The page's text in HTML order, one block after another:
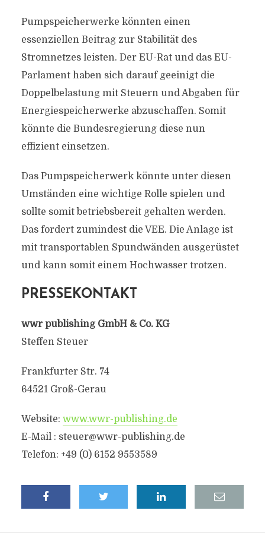
Pumpspeicherwerke könnten einen
essenziellen Beitrag zur Stabilität des
Stromnetzes leisten. Der EU-Rat und das EU-
Parlament haben sich darauf geeinigt die
Doppelbelastung mit Steuern und Abgaben für
Energiespeicherwerke abzuschaffen. Somit
könnte die Bundesregierung diese nun
effizient einsetzen.
Das Pumpspeicherwerk könnte unter diesen
Umständen eine wichtige Rolle spielen und
sollte somit betriebsbereit gehalten werden.
Das fordert zumindest die VEE. Die Anlage ist
mit transportablen Spundwänden ausgerüstet
und kann somit einem Hochwasser trotzen.
PRESSEKONTAKT
wwr publishing GmbH & Co. KG
Steffen Steuer
Frankfurter Str. 74
64521 Groß-Gerau
Website: www.wwr-publishing.de
E-Mail : steuer@wwr-publishing.de
Telefon: +49 (0) 6152 9553589